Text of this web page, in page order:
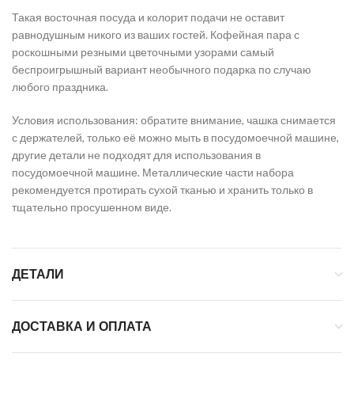
Такая восточная посуда и колорит подачи не оставит
равнодушным никого из ваших гостей. Кофейная пара с
роскошными резными цветочными узорами самый
беспроигрышный вариант необычного подарка по случаю
любого праздника.
Условия использования: обратите внимание, чашка снимается
с держателей, только её можно мыть в посудомоечной машине,
другие детали не подходят для использования в
посудомоечной машине. Металлические части набора
рекомендуется протирать сухой тканью и хранить только в
тщательно просушенном виде.
ДЕТАЛИ
ДОСТАВКА И ОПЛАТА